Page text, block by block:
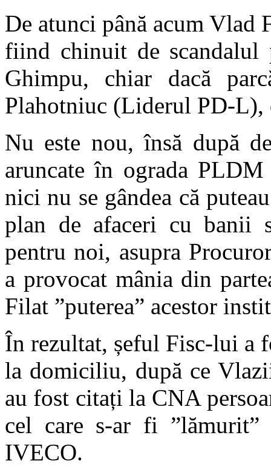
De atunci până acum
fiind chinuit de scandalul
Ghimpu, chiar dacă
Plahotniuc (Liderul PD-L),
Nu este nou, însă după
aruncate în ograda
nici nu se gândea că
plan de afaceri cu banii
pentru noi, asupra
a provocat mânia din
Filat ”puterea” acestor
În rezultat, șeful Fisc-lui a
la domiciliu, după ce
au fost citați la CNA
cel care s-ar fi
IVECO.